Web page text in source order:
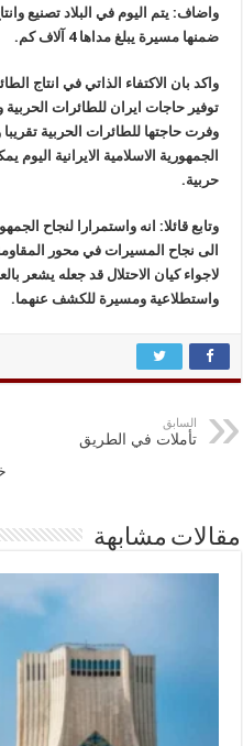
ضمنها مسيرة يبلغ مداها 4 آلاف كم.
واكد بان الاكتفاء الذاتي في انتاج
توفير حاجات ايران للطائرات
وفرت حاجتها للطائرات الحربية
الجمهورية الاسلامية الايرانية
حربية.
وتابع قائلا: انه واستمرارا لنجاح
الى نجاح المسيرات في محور
واستطلاعية ومسيرة للكشف عنهما.
السابق
تأملات في الطريق
مقالات مشابهة